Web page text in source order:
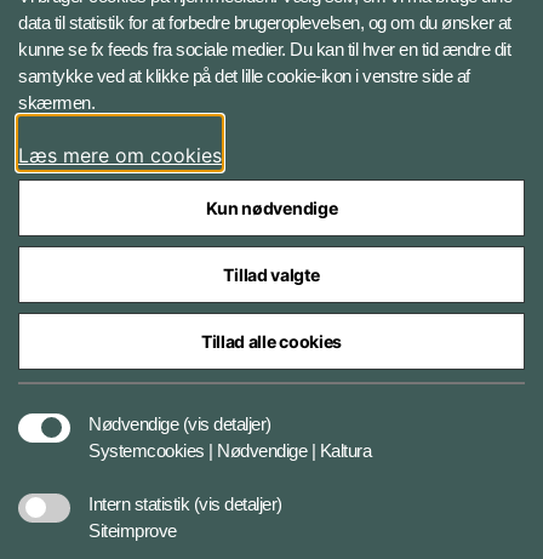
LinkedIn
X
Styrelser og myndigheder under Forsvarsministeriet
data til statistik for at forbedre brugeroplevelsen, og om du ønsker at
kunne se fx feeds fra sociale medier. Du kan til hver en tid ændre dit
samtykke ved at klikke på det lille cookie-ikon i venstre side af
skærmen.
Læs mere om cookies
Kun nødvendige
Tillad valgte
Tillad alle cookies
Nødvendige (vis detaljer)
Systemcookies | Nødvendige | Kaltura
Intern statistik (vis detaljer)
Siteimprove